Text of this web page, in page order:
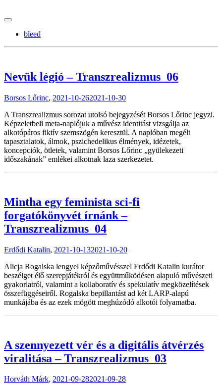
bleed
Nevük légió – Transzrealizmus_06
Borsos Lőrinc, 2021-10-262021-10-30
A Transzrealizmus sorozat utolsó bejegyzését Borsos Lőrinc jegyzi.
Képzeletbeli meta-naplójuk a művész identitást vizsgálja az
alkotópáros fiktív szemszögén keresztül. A naplóban megélt
tapasztalatok, álmok, pszichedelikus élmények, idézetek,
koncepciók, ötletek, valamint Borsos Lőrinc „gyülekezeti
időszakának” emlékei alkotnak laza szerkezetet.
Mintha egy feminista sci-fi
forgatókönyvét írnánk –
Transzrealizmus_04
Erdődi Katalin, 2021-10-132021-10-20
Alicja Rogalska lengyel képzőművésszel Erdődi Katalin kurátor
beszélget élő szerepjátékról és együttműködésen alapuló művészeti
gyakorlatról, valamint a kollaboratív és spekulatív megközelítések
összefüggéseiről. Rogalska bepillantást ad két LARP-alapú
munkájába és az ezek mögött meghúzódó alkotói folyamatba.
A szennyezett vér és a digitális átvérzés
viralitása – Transzrealizmus_03
Horváth Márk, 2021-09-282021-09-28